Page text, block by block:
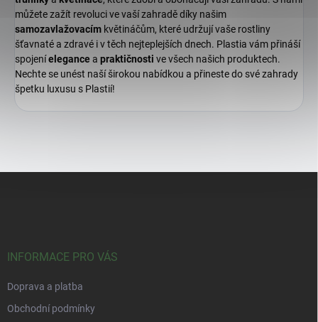
můžete zažít revoluci ve vaší zahradě díky našim
samozavlažovacím květináčům, které udržují vaše rostliny
šťavnaté a zdravé i v těch nejteplejších dnech. Plastia vám přináší
spojeníelegancea praktičnosti ve všech našich produktech.
Nechte se unést naší širokou nabídkou a přineste do své zahrady
špetku luxusu s Plastií!
INFORMACE PRO VÁS
Doprava a platba
Obchodní podmínky